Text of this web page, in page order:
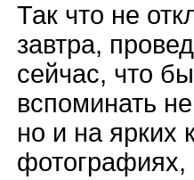
Так что не
завтра,
сейчас, что
вспоминать
но и на ярких